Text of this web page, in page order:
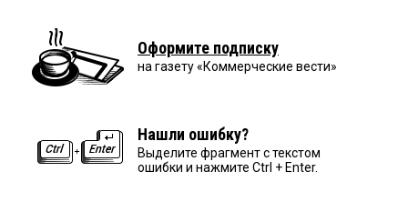
Оформите подписку
на газету «Коммерческие вести»
Нашли ошибку?
Выделите фрагмент с текстом
ошибки и нажмите Ctrl + Enter.